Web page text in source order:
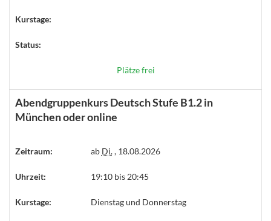
Kurstage:
Status:
Plätze frei
Abendgruppenkurs Deutsch Stufe B1.2 in
München oder online
Zeitraum: ab Di., 18.08.2026
Uhrzeit: 19:10 bis 20:45
Kurstage: Dienstag und Donnerstag